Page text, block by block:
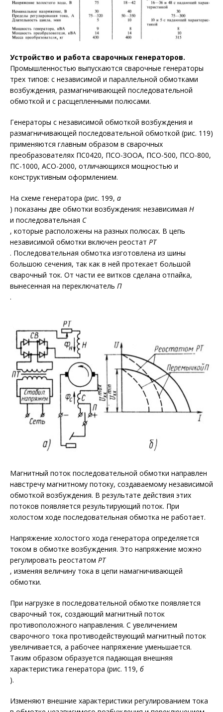
Устройство и работа сварочных генераторов.
Промышленностью выпускаются сварочные генераторы
трех типов: с независимой и параллельной обмотками
возбуждения, размагничивающей последовательной
обмоткой и с расщепленными полюсами.
Генераторы с независимой обмоткой возбуждения и
размагничивающей последовательной обмоткой (рис. 119)
применяются главным образом в сварочных
преобразователях ПС0420, ПСО-ЗООА, ПСО-500, ПСО-800,
ПС-1000, АСО-2000, отличающихся мощностью и
конструктивным оформлением.
На схеме генератора (рис. 199, а
) показаны две обмотки возбуждения: независимая Н
и последовательная С
, которые расположены на разных полюсах. В цепь
независимой обмотки включен реостат РТ
. Последовательная обмотка изготовлена из шины
большою сечения, так как в ней протекает большой
сварочный ток. От части ее витков сделана отпайка,
вынесенная на переключатель П
.
Магнитный поток последовательной обмотки направлен
навстречу магнитному потоку, создаваемому независимой
обмоткой возбуждения. В результате действия этих
потоков появляется результирующий поток. При
холостом ходе последовательная обмотка не работает.
Напряжение холостого хода генератора определяется
током в обмотке возбуждения. Это напряжение можно
регулировать реостатом РТ
, изменяя величину тока в цепи намагничивающей
обмотки.
При нагрузке в последовательной обмотке появляется
сварочный ток, создающий магнитный поток
противоположного направления. С увеличением
сварочного тока противодействующий магнитный поток
увеличивается, а рабочее напряжение уменьшается.
Таким образом образуется падающая внешняя
характеристика генератора (рис. 119, б
).
Изменяют внешние характеристики регулированием тока